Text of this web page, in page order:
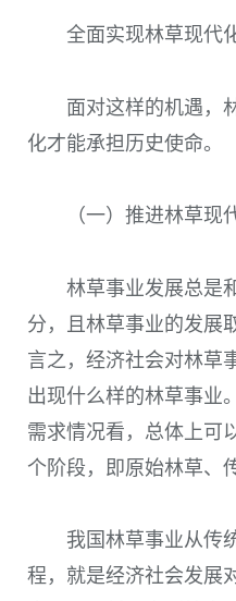
全面实现林草现代
面对这样的机遇，
化才能承担历史使命。
（一）推进林草现
林草事业发展总是
分，且林草事业的发展
言之，经济社会对林草
出现什么样的林草事业
需求情况看，总体上可
个阶段，即原始林草、
我国林草事业从传
程，就是经济社会发展